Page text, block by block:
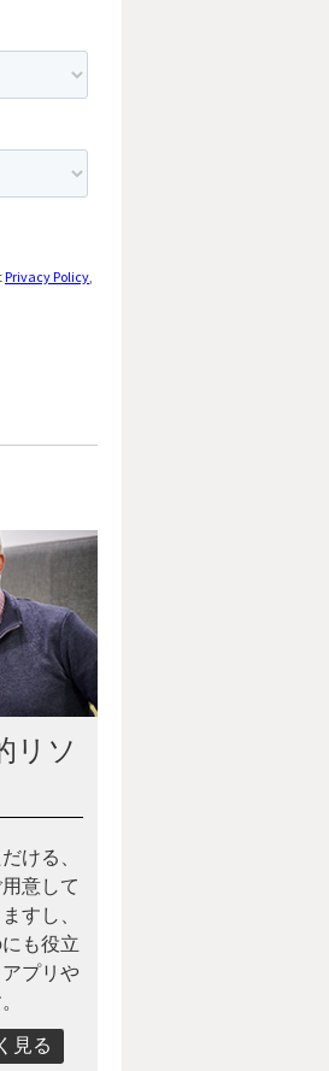
リソ
ける、
意して
すし、
も役立
プリや
見る